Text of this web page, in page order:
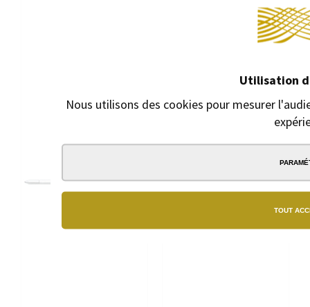
Utilisation
Nous utilisons des cookies pour mesurer
TOUT